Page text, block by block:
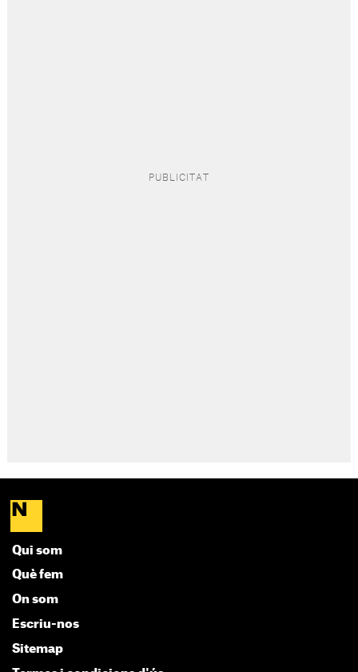
Qui som
Què fem
On som
Escriu-nos
Sitemap